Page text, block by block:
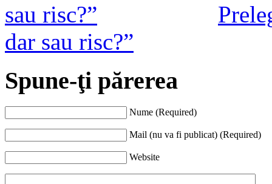
dar sau risc?”
Spune-ţi părerea
Nume (Required)
Mail (nu va fi publicat) (Required)
Website